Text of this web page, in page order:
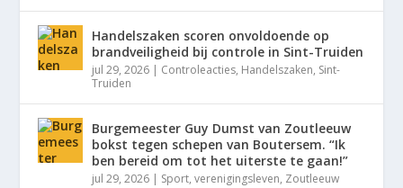
Handelszaken scoren onvoldoende op
brandveiligheid bij controle in Sint-Truiden
jul 29, 2026 | Controleacties, Handelszaken, Sint-
Truiden
Burgemeester Guy Dumst van Zoutleeuw
bokst tegen schepen van Boutersem. “Ik
ben bereid om tot het uiterste te gaan!”
jul 29, 2026 | Sport,verenigingsleven, Zoutleeuw